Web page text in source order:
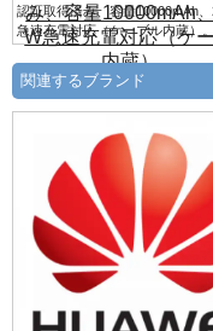
認証取得済み、容量10000mAh
急速充電対応（ケーブル内蔵）。
関連するブランド